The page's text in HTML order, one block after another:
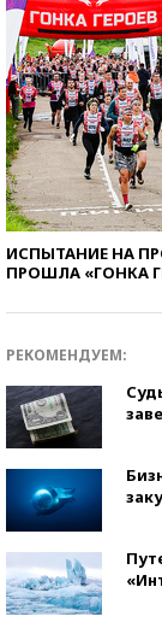
ИСПЫТАНИЕ НА
ПРОШЛА «ГОНКА
РЕКОМЕНДУЕМ: